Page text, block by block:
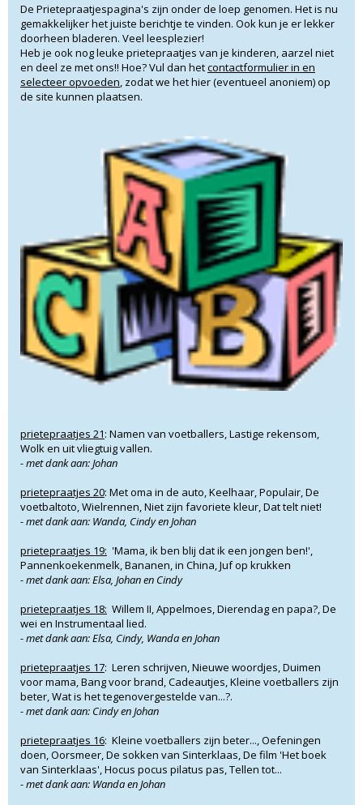
De Prietepraatjespagina's zijn onder de loep genomen. Het is nu
gemakkelijker het juiste berichtje te vinden. Ook kun je er lekker
doorheen bladeren. Veel leesplezier!
Heb je ook nog leuke prietepraatjes van je kinderen, aarzel niet
en deel ze met ons!! Hoe? Vul dan hetcontactformulier in en
selecteer opvoeden, zodat we het hier (eventueel anoniem) op
de site kunnen plaatsen.
prietepraatjes 21: Namen van voetballers, Lastige rekensom,
Wolk en uit vliegtuig vallen.
- met dank aan: Johan
prietepraatjes 20: Met oma in de auto, Keelhaar, Populair, De
voetbaltoto, Wielrennen, Niet zijn favoriete kleur, Dat telt niet!
- met dank aan: Wanda, Cindy en Johan
prietepraatjes 19: 'Mama, ik ben blij dat ik een jongen ben!',
Pannenkoekenmelk, Bananen, in China, Juf op krukken
- met dank aan: Elsa, Johan en Cindy
prietepraatjes 18: Willem II, Appelmoes, Dierendag en papa?, De
wei en Instrumentaal lied.
- met dank aan: Elsa, Cindy, Wanda en Johan
prietepraatjes 17: Leren schrijven, Nieuwe woordjes, Duimen
voor mama, Bang voor brand, Cadeautjes, Kleine voetballers zijn
beter, Wat is het tegenovergestelde van...?.
- met dank aan: Cindy en Johan
prietepraatjes 16: Kleine voetballers zijn beter..., Oefeningen
doen, Oorsmeer, De sokken van Sinterklaas, De film 'Het boek
van Sinterklaas', Hocus pocus pilatus pas, Tellen tot...
- met dank aan: Wanda en Johan